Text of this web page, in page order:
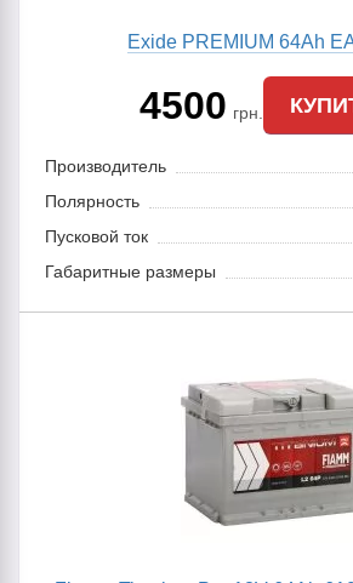
Exide PREMIUM 64Ah
4500 грн.
Производитель
Полярность
Пусковой ток
Габаритные размеры